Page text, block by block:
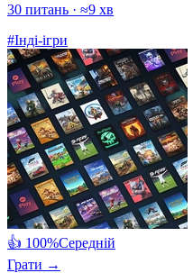
30 питань · ≈9 хв
#Інді-ігри
👍 100%Середній
Грати →